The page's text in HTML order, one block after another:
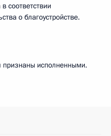
соответствии
о благоустройстве.
признаны исполненными.